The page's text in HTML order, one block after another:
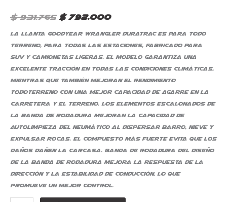
$931.765 $792.000
La llanta Goodyear Wrangler DuraTrac es para todo
terreno, para todas las estaciones, fabricado para
SUV y camionetas ligeras. El modelo garantiza una
excelente tracción en todas las condiciones climáticas,
mientras que también mejoran el rendimiento
todoterreno con una mejor capacidad de agarre en la
carretera y el terreno. Los elementos escalonados de
la banda de rodadura mejoran la capacidad de
autolimpieza del neumático al dispersar barro, nieve y
expulsar rocas. El compuesto más fuerte evita que los
daños dañen la carcasa. banda de rodadura del diseño
de la banda de rodadura mejora la respuesta de la
dirección y la estabilidad de conducción, lo que
promueve un mejor control.